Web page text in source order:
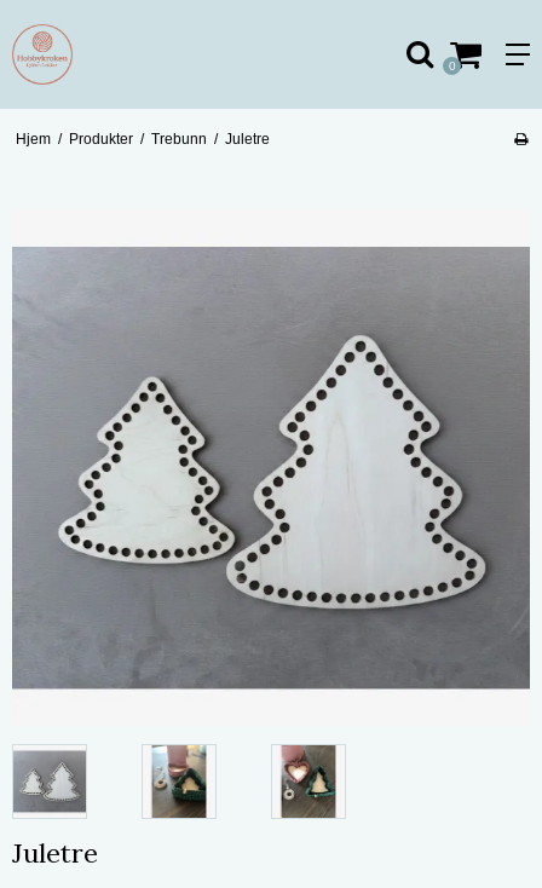
0
Hjem / Produkter / Trebunn / Juletre
Juletre